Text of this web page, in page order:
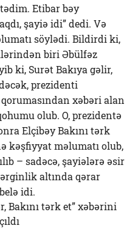
Etibar bəy
şayiə idi” dedi. Və
söylədi. Bildirdi ki,
biri Əbülfəz
ki, Surət Bakıya gəlir,
prezidenti
xəbəri alan
olub. O, prezidentə
Elçibəy Bakını tərk
kəşfiyyat məlumatı olub,
– sadəcə, şayiələrə əsir
altında qərar
idi.